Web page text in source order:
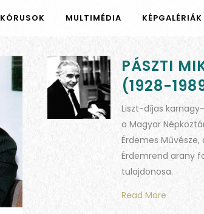
KÓRUSOK MULTIMÉDIA KÉPGALÉRIÁK
PÁSZTI
(1928-
Liszt-díjas
a Magyar
Érdemes Művésze,
Érdemrend arany
tulajdonosa.
Read More